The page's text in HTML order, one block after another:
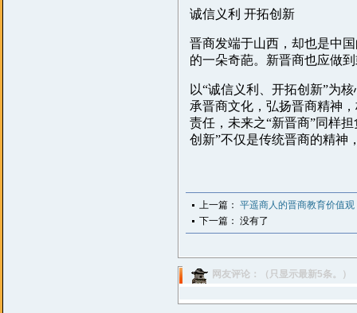
诚信义利 开拓创新
晋商发端于山西，却也是中
的一朵奇葩。新晋商也应做
以“诚信义利、开拓创新”为
承晋商文化，弘扬晋商精神
责任，未来之“新晋商”同样
创新”不仅是传统晋商的精神
上一篇： 平遥商人的晋商教育价值观
下一篇： 没有了
网友评论：（只显示最新5条。）